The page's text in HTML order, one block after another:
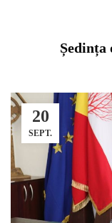
Ședința
20
SEPT.